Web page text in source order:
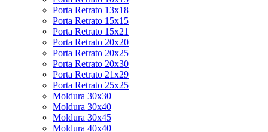
Porta Retrato 13x18
Porta Retrato 15x15
Porta Retrato 15x21
Porta Retrato 20x20
Porta Retrato 20x25
Porta Retrato 20x30
Porta Retrato 21x29
Porta Retrato 25x25
Moldura 30x30
Moldura 30x40
Moldura 30x45
Moldura 40x40